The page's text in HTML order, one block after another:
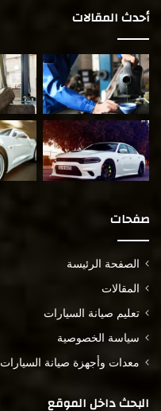
أحدث المقالات
صفحات
الصفحة الرئيسة
المقالات
تعليم صيانة السيارات
سياسة الخصوصية
معدات وأجهزة صيانة السيارات
البحث داخل الموقع